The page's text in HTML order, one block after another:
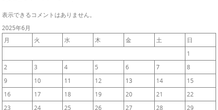
表示できるコメントはありません。
2025年6月
月
火 水 木 金 土
日
1
2
3 4 5 6 7
8
9
10 11 12 13 14
15
16
17 18 19 20 21
22
23
24 25 26 27 28
29